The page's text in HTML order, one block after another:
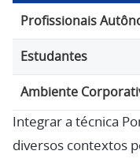
Profissionais
Estudantes
Ambiente
Integrar a técnica
diversos contextos